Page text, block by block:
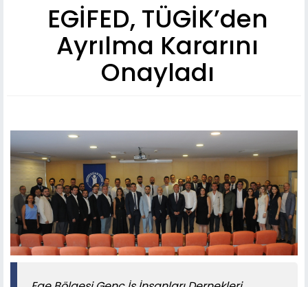
EGİFED, TÜGİK’den
Ayrılma Kararını
Onayladı